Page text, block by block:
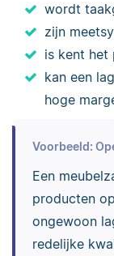
wordt
zijn
is kent het
kan een
hoge
Voorbeeld:
Een
producten
ongewoon
redelijke